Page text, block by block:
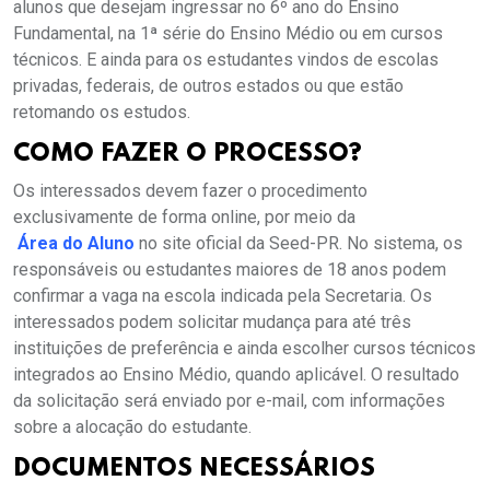
alunos que desejam ingressar no 6º ano do Ensino
Fundamental, na 1ª série do Ensino Médio ou em cursos
técnicos. E ainda para os estudantes vindos de escolas
privadas, federais, de outros estados ou que estão
retomando os estudos.
COMO FAZER O PROCESSO?
Os interessados devem fazer o procedimento
exclusivamente de forma online, por meio da
Área do Aluno no site oficial da Seed-PR. No sistema, os
responsáveis ou estudantes maiores de 18 anos podem
confirmar a vaga na escola indicada pela Secretaria. Os
interessados podem solicitar mudança para até três
instituições de preferência e ainda escolher cursos técnicos
integrados ao Ensino Médio, quando aplicável. O resultado
da solicitação será enviado por e-mail, com informações
sobre a alocação do estudante.
DOCUMENTOS NECESSÁRIOS